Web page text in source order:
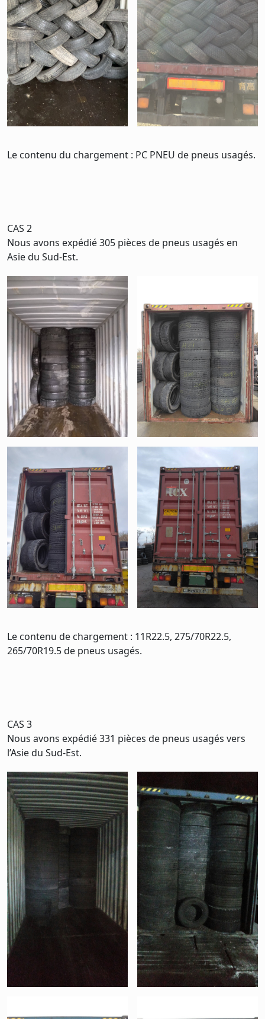
Le contenu du chargement : PC PNEU de pneus usagés.
CAS 2
Nous avons expédié 305 pièces de pneus usagés en
Asie du Sud-Est.
Le contenu de chargement : 11R22.5, 275/70R22.5,
265/70R19.5 de pneus usagés.
CAS 3
Nous avons expédié 331 pièces de pneus usagés vers
l’Asie du Sud-Est.